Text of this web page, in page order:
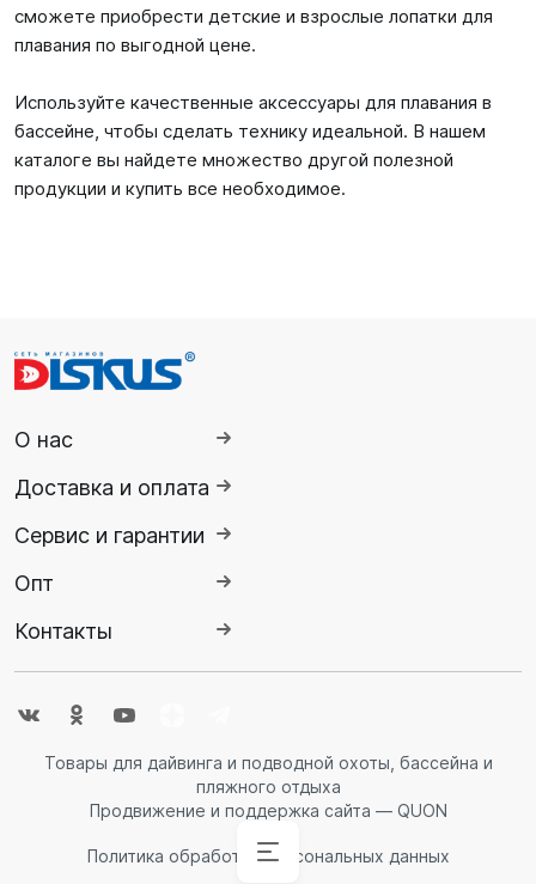
Аксессуары Ножи,
Аксессуары Ласты
Спасательные
Аксессуары Очки
ГидрокостюмыОбувь
ГидрокостюмыСнаряжение
ГермопродукцияКомбинезоны
сможете приобрести детские и взрослые лопатки для
плавания по выгодной цене.
Используйте качественные аксессуары для плавания в
бассейне, чтобы сделать технику идеальной. В нашем
каталоге вы найдете множество другой полезной
продукции и купить все необходимое.
О нас
Доставка и оплата
Сервис и гарантии
Опт
Контакты
Товары для дайвинга и подводной охоты, бассейна и
пляжного отдыха
Продвижение и поддержка сайта — QUON
Политика обработки персональных данных